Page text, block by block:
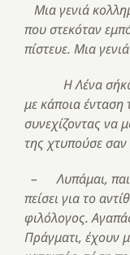
Μια γενιά
που στεκόταν
πίστευε. Μια
Η Λένα σήκωσε
με κάποια ένταση
συνεχίζοντας να
της χτυπούσε σαν
– Λυπάμαι,
πείσει για το
φιλόλογος.
Πράγματι, έχουν